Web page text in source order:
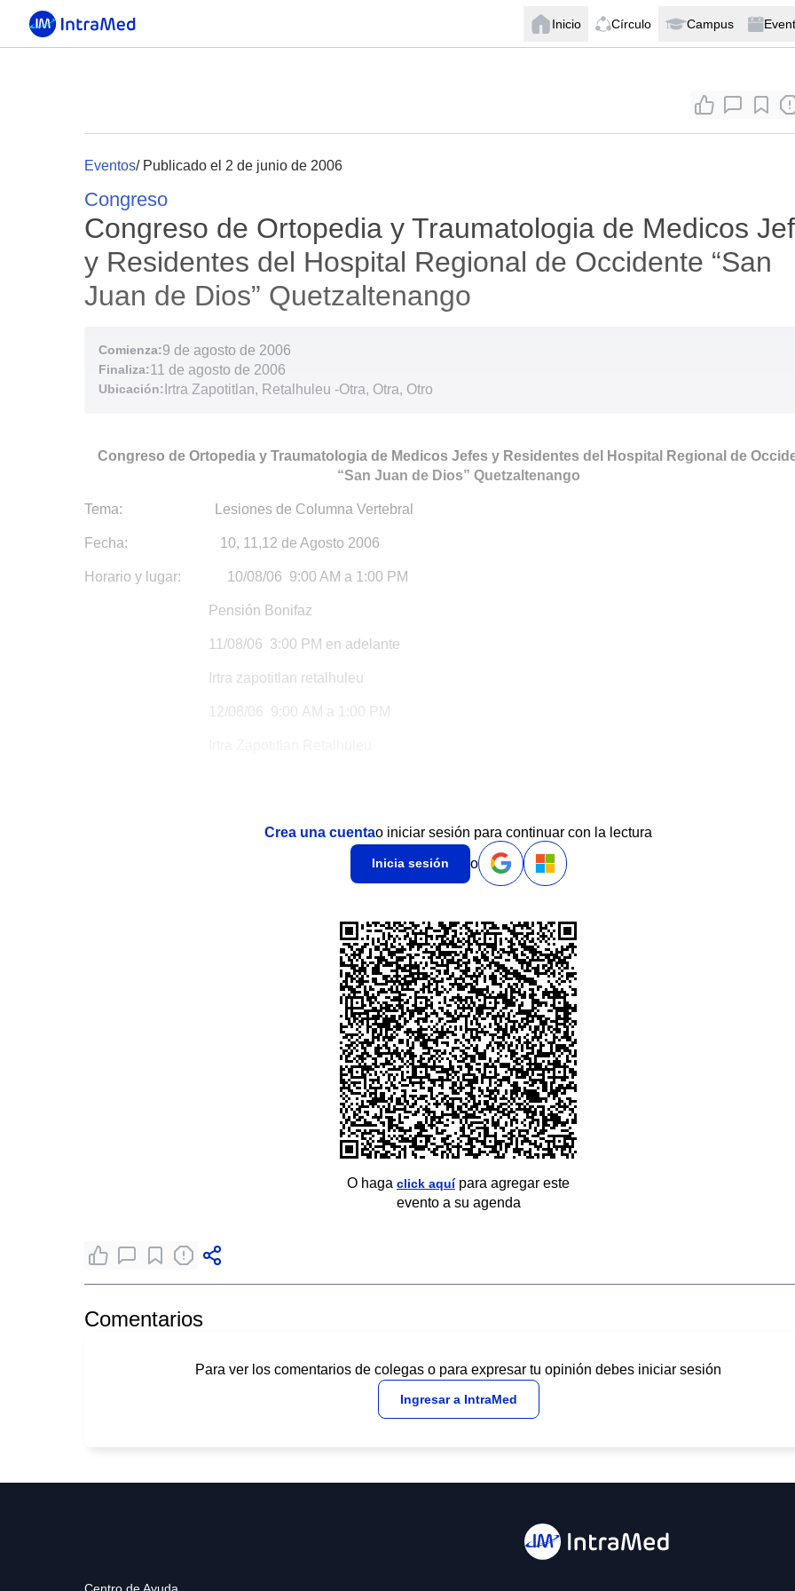
Inicio Círculo Campus
Eventos/ Publicado el 2 de junio de 2006
Congreso
Congreso de Ortopedia y Traumatologia de Medicos
y Residentes del Hospital Regional de Occidente “San
Juan de Dios” Quetzaltenango
Comienza:9 de agosto de 2006
Finaliza:11 de agosto de 2006
Ubicación: Irtra Zapotitlan, Retalhuleu -Otra, Otra, Otro
Congreso de Ortopedia y Traumatologia de Medicos Jefes y Residentes del Hospital Regional de
“San Juan de Dios” Quetzaltenango
Tema: Lesiones de Columna Vertebral
Fecha: 10, 11,12 de Agosto 2006
Horario y lugar: 10/08/06 9:00 AM a 1:00 PM
Pensión Bonifaz
11/08/06 3:00 PM en adelante
Irtra zapotitlan retalhuleu
12/08/06 9:00 AM a 1:00 PM
Crea una cuentao iniciar sesión para continuar con la lectura
Inicia sesión o
O haga click aquípara agregar este
evento a su agenda
Comentarios
Para ver los comentarios de colegas o para expresar tu opinión debes iniciar sesión
Ingresar a IntraMed